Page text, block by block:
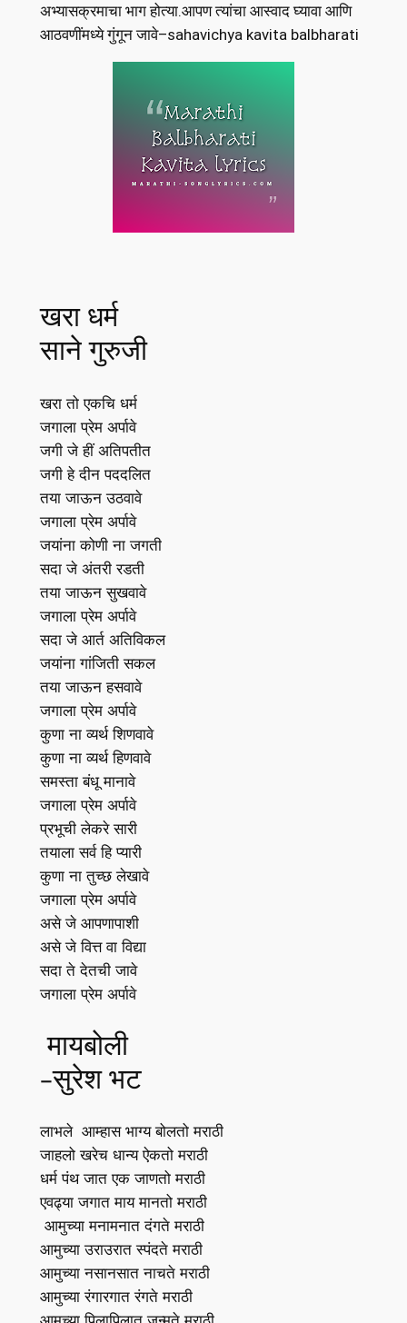
अभ्यासक्रमाचा भाग होत्या.आपण त्यांचा आस्वाद घ्यावा आणि
आठवणींमध्ये गुंगून जावे–sahavichya kavita balbharati
खरा धर्म
साने गुरुजी
खरा तो एकचि धर्म
जगाला प्रेम अर्पावे
जगी जे हीं अतिपतीत
जगी हे दीन पददलित
तया जाऊन उठवावे
जगाला प्रेम अर्पावे
जयांना कोणी ना जगती
सदा जे अंतरी रडती
तया जाऊन सुखवावे
जगाला प्रेम अर्पावे
सदा जे आर्त अतिविकल
जयांना गांजिती सकल
तया जाऊन हसवावे
जगाला प्रेम अर्पावे
कुणा ना व्यर्थ शिणवावे
कुणा ना व्यर्थ हिणवावे
समस्ता बंधू मानावे
जगाला प्रेम अर्पावे
प्रभूची लेकरे सारी
तयाला सर्व हि प्यारी
कुणा ना तुच्छ लेखावे
जगाला प्रेम अर्पावे
असे जे आपणापाशी
असे जे वित्त वा विद्या
सदा ते देतची जावे
जगाला प्रेम अर्पावे
मायबोली
-सुरेश भट
लाभले आम्हास भाग्य बोलतो मराठी
जाहलो खरेच धान्य ऐकतो मराठी
धर्म पंथ जात एक जाणतो मराठी
एवढ्या जगात माय मानतो मराठी
आमुच्या मनामनात दंगते मराठी
आमुच्या उराउरात स्पंदते मराठी
आमुच्या नसानसात नाचते मराठी
आमुच्या रंगारगात रंगते मराठी